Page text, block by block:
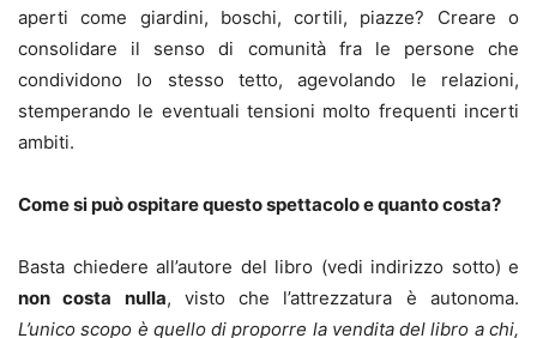
aperti come giardini, boschi, cortili, piazze? Creare o
consolidare il senso di comunità fra le persone che
condividono lo stesso tetto, agevolando le relazioni,
stemperando le eventuali tensioni molto frequenti incerti
ambiti.
Come si può ospitare questo spettacolo e quanto costa?
Basta chiedere all’autore del libro (vedi indirizzo sotto) e
non costa nulla, visto che l’attrezzatura è autonoma.
L’unico scopo è quello di proporre la vendita del libro a chi,